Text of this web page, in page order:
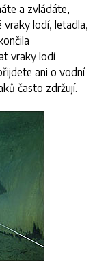
a zvládáte,
vraky lodí, letadla,
vraky lodí
ani o vodní
často zdržují.